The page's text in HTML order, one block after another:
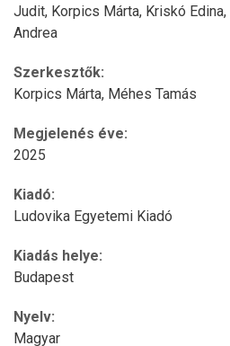
Judit, Korpics Márta, Kriskó Edina,
Andrea
Szerkesztők:
Korpics Márta, Méhes Tamás
Megjelenés éve:
2025
Kiadó:
Ludovika Egyetemi Kiadó
Kiadás helye:
Budapest
Nyelv:
Magyar